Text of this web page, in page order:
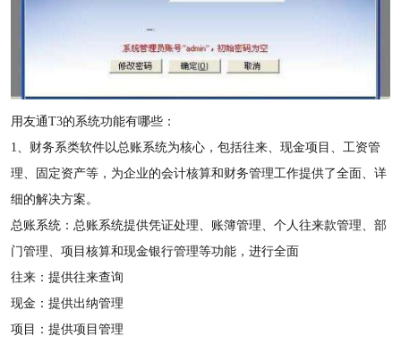
用友通T3的系统功能有哪些：
1、财务系类软件以总账系统为核心，包括往来、现金项目、工资管
理、固定资产等，为企业的会计核算和财务管理工作提供了全面、详
细的解决方案。
总账系统：总账系统提供凭证处理、账簿管理、个人往来款管理、部
门管理、项目核算和现金银行管理等功能，进行全面
往来：提供往来查询
现金：提供出纳管理
项目：提供项目管理